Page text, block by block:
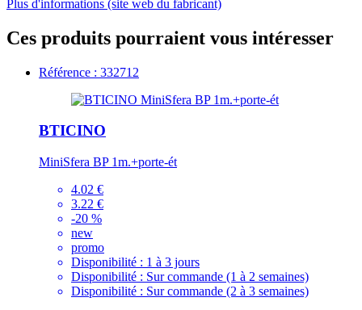
Plus d'informations (site web du fabricant)
Ces produits pourraient vous intéresser
Référence : 332712
BTICINO
MiniSfera BP 1m.+porte-ét
4.02 €
3.22 €
-20 %
new
promo
Disponibilité : 1 à 3 jours
Disponibilité : Sur commande (1 à 2 semaines)
Disponibilité : Sur commande (2 à 3 semaines)